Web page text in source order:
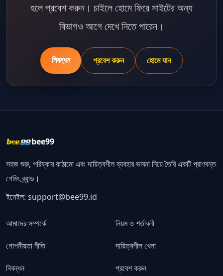
হলে প্রবেশ করুন। চাইলে হোমে ফিরে সাইটের অন্য
বিভাগও আগে দেখে নিতে পারেন।
নিবন্ধন প্রবেশ করুন হোমে যান
bee99
সহজ শুরু, পরিষ্কার কাঠামো এবং দায়িত্বশীল ব্যবহার ভাবনা নিয়ে তৈরি একটি প্রাণবন্ত
গেমিং ব্র্যান্ড।
ইমেইল: support@bee99.id
আমাদের সম্পর্কে নিয়ম ও শর্তাবলী
গোপনীয়তা নীতি দায়িত্বশীল খেলা
নিবন্ধন প্রবেশ করুন